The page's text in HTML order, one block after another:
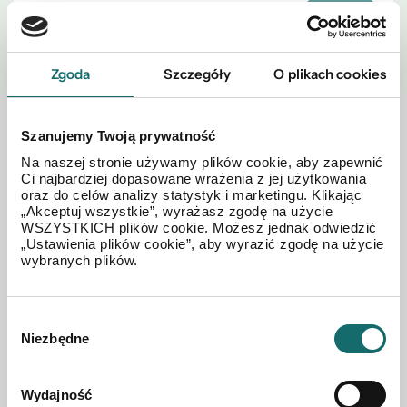
Zgoda Szczegóły O plikach cookies
Szanujemy Twoją prywatność
Na naszej stronie używamy plików cookie, aby zapewnić
Ci najbardziej dopasowane wrażenia z jej użytkowania
oraz do celów analizy statystyk i marketingu. Klikając
„Akceptuj wszystkie”, wyrażasz zgodę na użycie
WSZYSTKICH plików cookie. Możesz jednak odwiedzić
„Ustawienia plików cookie”, aby wyrazić zgodę na użycie
wybranych plików.
zgody
Niezbędne
Wydajność
WYŚLIJ
Zobacz również w okolicy